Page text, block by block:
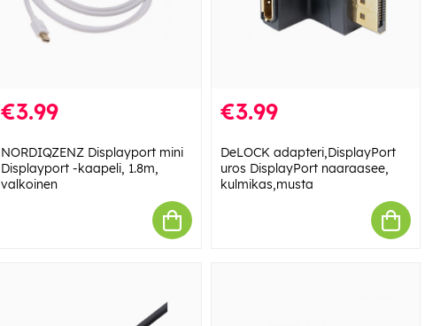
€3.99
NORDIQZENZ Displayport mini
Displayport -kaapeli, 1.8m,
valkoinen
€3.99
DeLOCK adapteri,DisplayPort
uros DisplayPort naaraasee,
kulmikas,musta